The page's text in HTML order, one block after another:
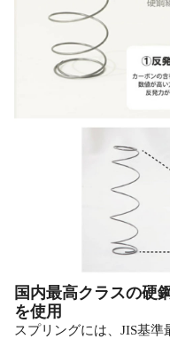
国内最高クラスの硬
を使用
スプリングには、JIS基